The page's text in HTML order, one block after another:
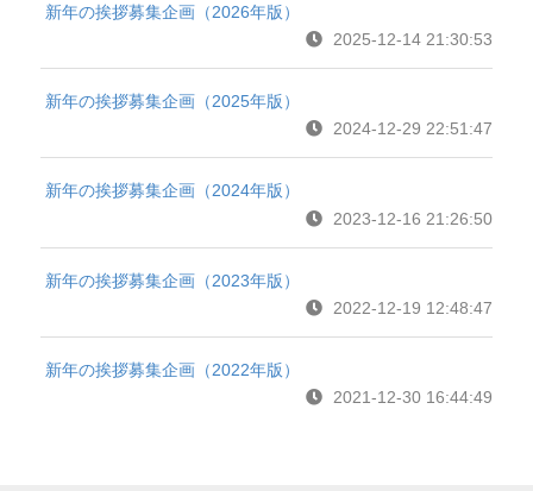
新年の挨拶募集企画（2026年版）
2025-12-14 21:30:53
新年の挨拶募集企画（2025年版）
2024-12-29 22:51:47
新年の挨拶募集企画（2024年版）
2023-12-16 21:26:50
新年の挨拶募集企画（2023年版）
2022-12-19 12:48:47
新年の挨拶募集企画（2022年版）
2021-12-30 16:44:49